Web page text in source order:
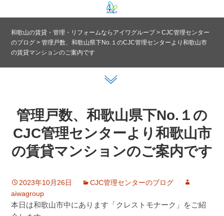
和歌山の賃貸・管理・リフォームならアイワグループ>CJC管理センター
のブログ >管理戸数、和歌山県下No.１のCJC管理センターより和歌山市
の賃貸マンションのご案内です
管理戸数、和歌山県下No.１の
CJC管理センターより和歌山市
の賃貸マンションのご案内です
2023年10月26日
CJC管理センターのブログ
aiwagroup
本日は和歌山市中にあります「クレストモナーク」をご紹